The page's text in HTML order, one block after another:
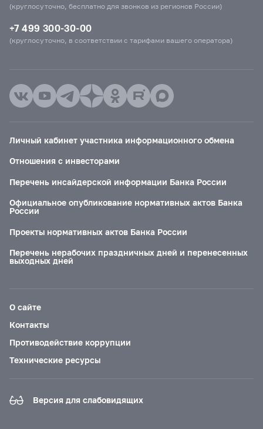
(круглосуточно, бесплатно для звонков из регионов России)
+7 499 300-30-00
(круглосуточно, в соответствии с тарифами вашего оператора)
Личный кабинет участника информационного обмена
Отношения с инвесторами
Перечень инсайдерской информации Банка России
Официальное опубликование нормативных актов Банка
России
Проекты нормативных актов Банка России
Перечень нерабочих праздничных дней и перенесенных
выходных дней
О сайте
Контакты
Противодействие коррупции
Технические ресурсы
Версия для слабовидящих